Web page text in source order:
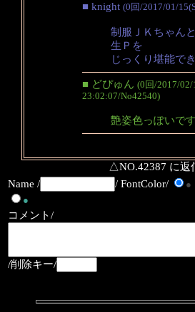
■ knight (0回/2017/01/
制服ＪＫちゃん
生Ｐを
じっくり堪能で
■ どぴゅん (0回/2017/02/
23:02:07/No42540)
艶姿色っぽいで
△NO.42387 に
Name /
/ FontColor/ ●
●
コメント/
/削除キー/